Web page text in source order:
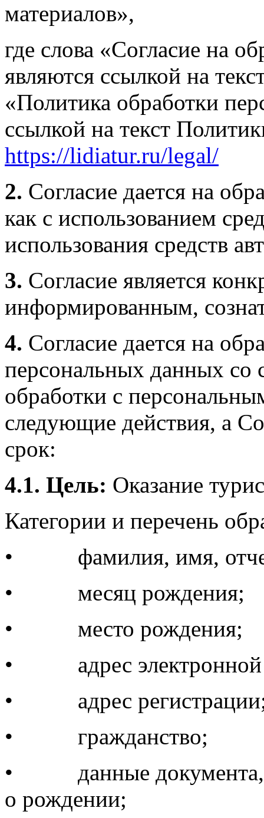
материалов»,
где слова «Согласие на
являются ссылкой на
«Политика обработки
ссылкой на текст
https://lidiatur.ru/legal/
2. Согласие дается на
как с использованием
использования средств
3. Согласие является
информированным,
4. Согласие дается на
персональных данных
обработки с
следующие действия, а
срок:
4.1. Цель: Оказание
Категории и перечень
• фамилия, имя,
• месяц рождения;
• место рождения;
• адрес электронной
• адрес
• гражданство;
• данные документа,
о рождении;